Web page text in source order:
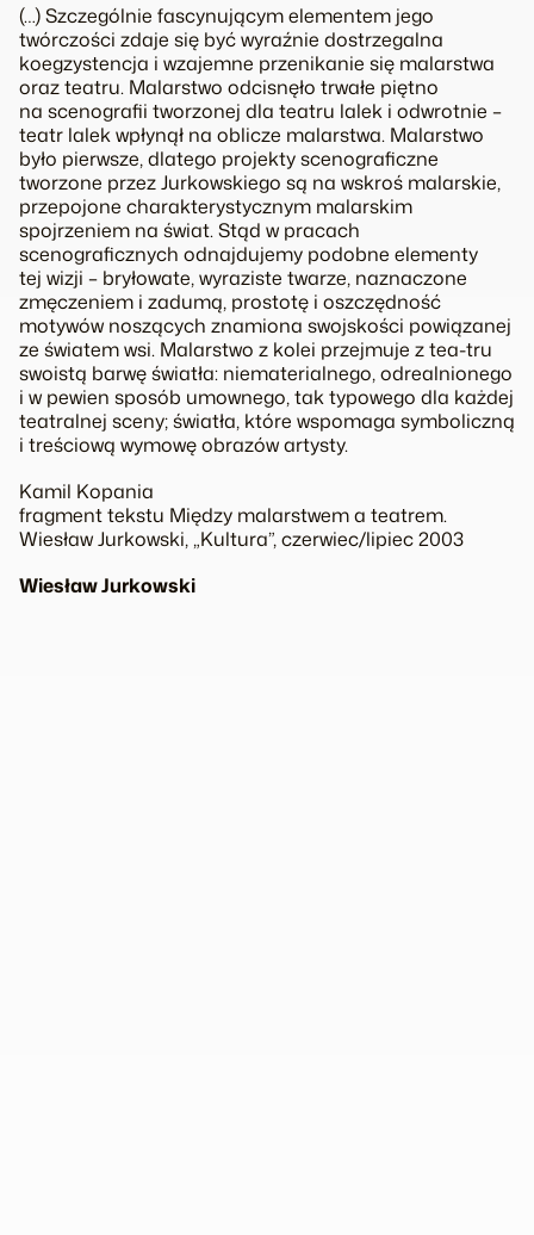
(…) Szczególnie fascynującym elementem jego
twórczości zdaje się być wyraźnie dostrzegalna
koegzystencja i wzajemne przenikanie się malarstwa
oraz teatru. Malarstwo odcisnęło trwałe piętno
na scenografii tworzonej dla teatru lalek i odwrotnie –
teatr lalek wpłynął na oblicze malarstwa. Malarstwo
było pierwsze, dlatego projekty scenograficzne
tworzone przez Jurkowskiego są na wskroś malarskie,
przepojone charakterystycznym malarskim
spojrzeniem na świat. Stąd w pracach
scenograficznych odnajdujemy podobne elementy
tej wizji – bryłowate, wyraziste twarze, naznaczone
zmęczeniem i zadumą, prostotę i oszczędność
motywów noszących znamiona swojskości powiązanej
ze światem wsi. Malarstwo z kolei przejmuje z tea-tru
swoistą barwę światła: niematerialnego, odrealnionego
i w pewien sposób umownego, tak typowego dla każdej
teatralnej sceny; światła, które wspomaga symboliczną
i treściową wymowę obrazów artysty.
Kamil Kopania
fragment tekstu Między malarstwem a teatrem.
Wiesław Jurkowski, „Kultura”, czerwiec/lipiec 2003
Wiesław Jurkowski